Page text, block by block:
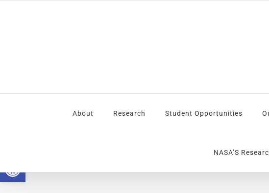
About Research Student Opportunities
NASA’S